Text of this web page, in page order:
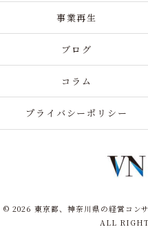
事業再生
ブログ
コラム
プライバシーポリシー
© 2026 東京都、神奈川県の経営コン
ALL